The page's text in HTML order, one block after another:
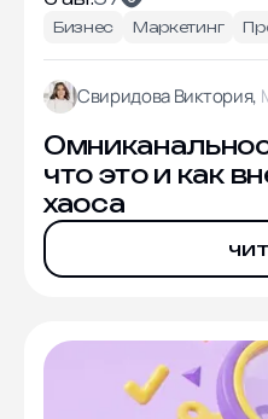
Бизнес Маркетинг
Свиридова Виктория,
что это и как
хаоса